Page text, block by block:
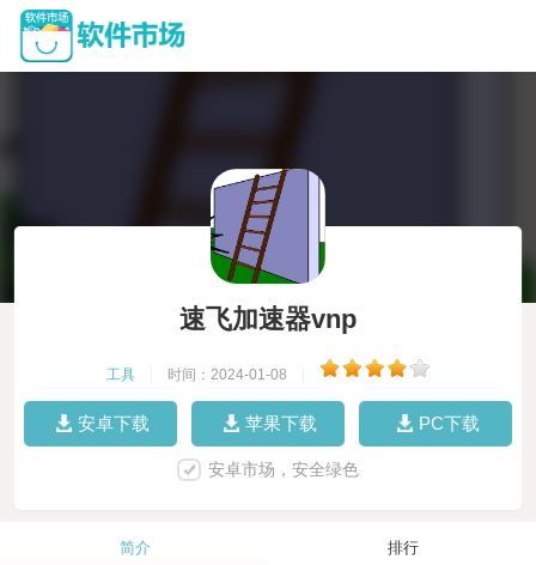
速飞加速器vnp
工具 时间：2024-01-08
安卓下载 苹果下载 PC下载
安卓市场，安全绿色
简介 排行